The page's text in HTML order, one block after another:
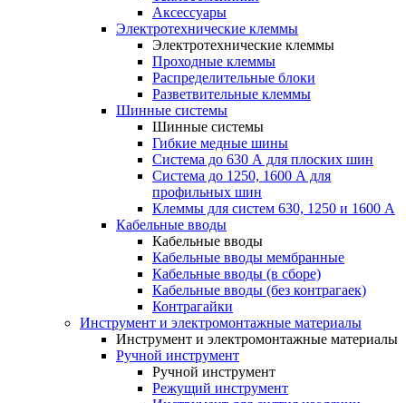
Аксессуары
Электротехнические клеммы
Электротехнические клеммы
Проходные клеммы
Распределительные блоки
Разветвительные клеммы
Шинные системы
Шинные системы
Гибкие медные шины
Система до 630 А для плоских шин
Система до 1250, 1600 А для
профильных шин
Клеммы для систем 630, 1250 и 1600 А
Кабельные вводы
Кабельные вводы
Кабельные вводы мембранные
Кабельные вводы (в сборе)
Кабельные вводы (без контрагаек)
Контрагайки
Инструмент и электромонтажные материалы
Инструмент и электромонтажные материалы
Ручной инструмент
Ручной инструмент
Режущий инструмент